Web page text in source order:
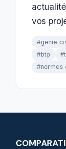
vos
#genie
#btp
#normes